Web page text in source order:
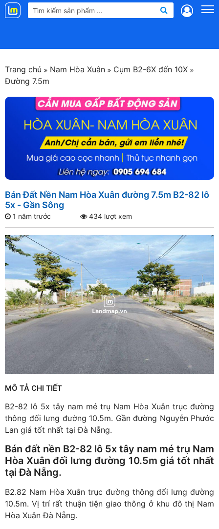
Landmap
Trang chủ Nam Hòa Xuân
Cụm B2-6X đến 10X
Đường 7.5m
Bán Đất Nền Nam Hòa Xuân đường 7.5m B2-82 lô
5x - Gần Sông
1 năm trước 434 lượt xem
MÔ TẢ CHI TIẾT
B2-82 lô 5x tây nam mé trụ Nam Hòa Xuân trục đường
thông đối lưng đường 10.5m. Gần đường Nguyễn Phước
Lan giá tốt nhất tại Đà Nẵng.
Bán đất nền B2-82 lô 5x tây nam mé trụ Nam
Hòa Xuân đối lưng đường 10.5m giá tốt nhất
tại Đà Nẵng.
B2.82 Nam Hòa Xuân trục đường thông đối lưng đường
10.5m. Vị trí rất thuận tiện giao thông ở khu đô thị Nam
Hòa Xuân Đà Nẵng.